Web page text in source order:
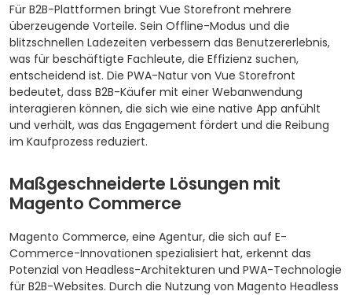
Für B2B-Plattformen bringt Vue Storefront mehrere
überzeugende Vorteile. Sein Offline-Modus und die
blitzschnellen Ladezeiten verbessern das Benutzererlebnis,
was für beschäftigte Fachleute, die Effizienz suchen,
entscheidend ist. Die PWA-Natur von Vue Storefront
bedeutet, dass B2B-Käufer mit einer Webanwendung
interagieren können, die sich wie eine native App anfühlt
und verhält, was das Engagement fördert und die Reibung
im Kaufprozess reduziert.
Maßgeschneiderte Lösungen mit
Magento Commerce
Magento Commerce, eine Agentur, die sich auf E-
Commerce-Innovationen spezialisiert hat, erkennt das
Potenzial von Headless-Architekturen und PWA-Technologie
für B2B-Websites. Durch die Nutzung von Magento Headless